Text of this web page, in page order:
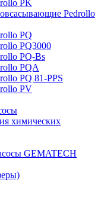
PK
Pedrollo
PQ
PQ3000
PQ-Bs
PQA
PQ 81-PPS
PV
химических
GEMATECH